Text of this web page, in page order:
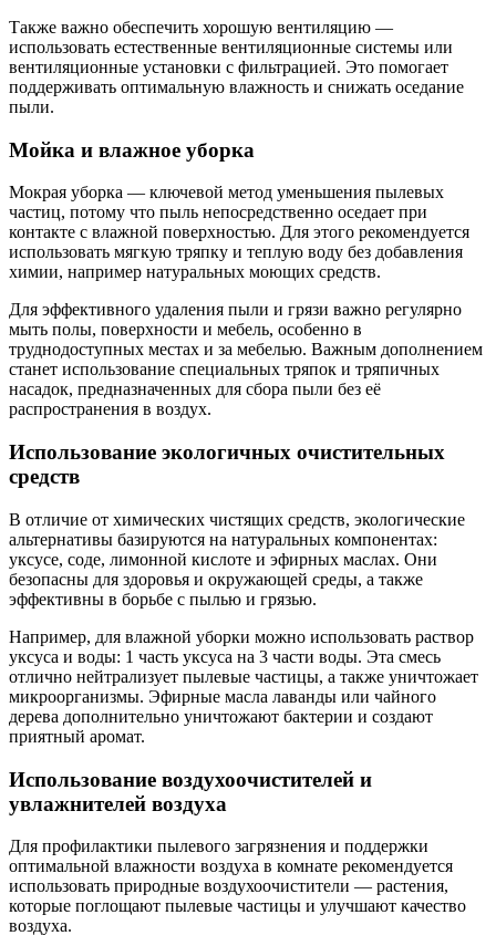
Также важно обеспечить хорошую вентиляцию —
использовать естественные вентиляционные системы или
вентиляционные установки с фильтрацией. Это помогает
поддерживать оптимальную влажность и снижать оседание
пыли.
Мойка и влажное уборка
Мокрая уборка — ключевой метод уменьшения пылевых
частиц, потому что пыль непосредственно оседает при
контакте с влажной поверхностью. Для этого рекомендуется
использовать мягкую тряпку и теплую воду без добавления
химии, например натуральных моющих средств.
Для эффективного удаления пыли и грязи важно регулярно
мыть полы, поверхности и мебель, особенно в
труднодоступных местах и за мебелью. Важным дополнением
станет использование специальных тряпок и тряпичных
насадок, предназначенных для сбора пыли без её
распространения в воздух.
Использование экологичных очистительных
средств
В отличие от химических чистящих средств, экологические
альтернативы базируются на натуральных компонентах:
уксусе, соде, лимонной кислоте и эфирных маслах. Они
безопасны для здоровья и окружающей среды, а также
эффективны в борьбе с пылью и грязью.
Например, для влажной уборки можно использовать раствор
уксуса и воды: 1 часть уксуса на 3 части воды. Эта смесь
отлично нейтрализует пылевые частицы, а также уничтожает
микроорганизмы. Эфирные масла лаванды или чайного
дерева дополнительно уничтожают бактерии и создают
приятный аромат.
Использование воздухоочистителей и
увлажнителей воздуха
Для профилактики пылевого загрязнения и поддержки
оптимальной влажности воздуха в комнате рекомендуется
использовать природные воздухоочистители — растения,
которые поглощают пылевые частицы и улучшают качество
воздуха.